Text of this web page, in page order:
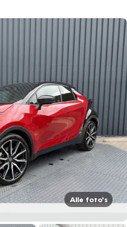
Alle foto's